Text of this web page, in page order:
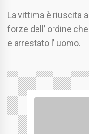
La vittima è riuscita
forze dell’ ordine
e arrestato l’ uomo.